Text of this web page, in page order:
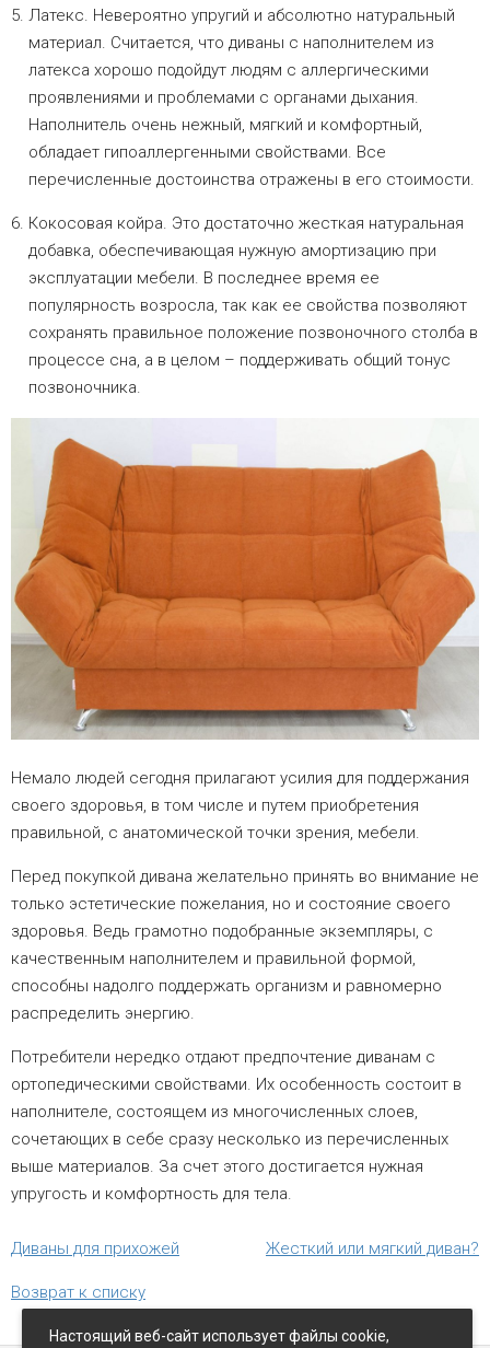
Латекс. Невероятно упругий и абсолютно натуральный
материал. Считается, что диваны с наполнителем из
латекса хорошо подойдут людям с аллергическими
проявлениями и проблемами с органами дыхания.
Наполнитель очень нежный, мягкий и комфортный,
обладает гипоаллергенными свойствами. Все
перечисленные достоинства отражены в его стоимости.
Кокосовая койра. Это достаточно жесткая натуральная
добавка, обеспечивающая нужную амортизацию при
эксплуатации мебели. В последнее время ее
популярность возросла, так как ее свойства позволяют
сохранять правильное положение позвоночного столба в
процессе сна, а в целом – поддерживать общий тонус
позвоночника.
Немало людей сегодня прилагают усилия для поддержания
своего здоровья, в том числе и путем приобретения
правильной, с анатомической точки зрения, мебели.
Перед покупкой дивана желательно принять во внимание не
только эстетические пожелания, но и состояние своего
здоровья. Ведь грамотно подобранные экземпляры, с
качественным наполнителем и правильной формой,
способны надолго поддержать организм и равномерно
распределить энергию.
Потребители нередко отдают предпочтение диванам с
ортопедическими свойствами. Их особенность состоит в
наполнителе, состоящем из многочисленных слоев,
сочетающих в себе сразу несколько из перечисленных
выше материалов. За счет этого достигается нужная
упругость и комфортность для тела.
Диваны для прихожей Жесткий или мягкий диван?
Возврат к списку
Настоящий веб-сайт использует файлы cookie,